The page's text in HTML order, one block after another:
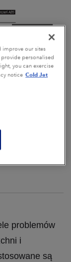
2021, 06:00:00
problemów
i
są
improve our sites
personalised
you can exercise
notice Cold Jet